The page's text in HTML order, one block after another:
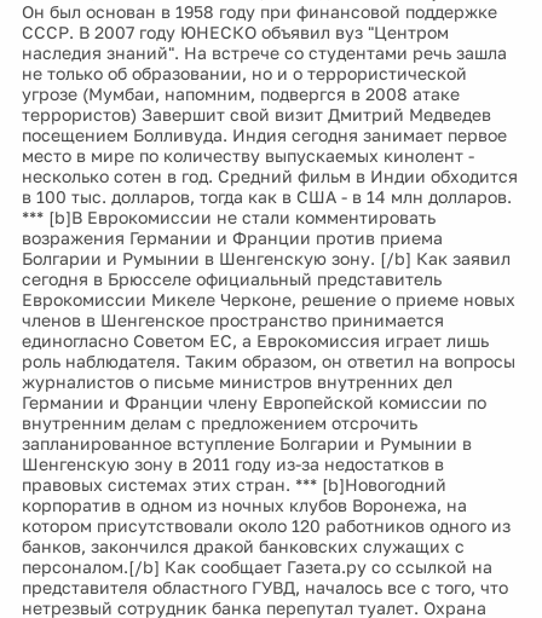
Он был основан в 1958 году при финансовой поддержке
СССР. В 2007 году ЮНЕСКО объявил вуз "Центром
наследия знаний". На встрече со студентами речь зашла
не только об образовании, но и о террористической
угрозе (Мумбаи, напомним, подвергся в 2008 атаке
террористов) Завершит свой визит Дмитрий Медведев
посещением Болливуда. Индия сегодня занимает первое
место в мире по количеству выпускаемых кинолент -
несколько сотен в год. Средний фильм в Индии обходится
в 100 тыс. долларов, тогда как в США - в 14 млн долларов.
*** [b]В Еврокомиссии не стали комментировать
возражения Германии и Франции против приема
Болгарии и Румынии в Шенгенскую зону. [/b] Как заявил
сегодня в Брюсселе официальный представитель
Еврокомиссии Микеле Черконе, решение о приеме новых
членов в Шенгенское пространство принимается
единогласно Советом ЕС, а Еврокомиссия играет лишь
роль наблюдателя. Таким образом, он ответил на вопросы
журналистов о письме министров внутренних дел
Германии и Франции члену Европейской комиссии по
внутренним делам с предложением отсрочить
запланированное вступление Болгарии и Румынии в
Шенгенскую зону в 2011 году из-за недостатков в
правовых системах этих стран. *** [b]Новогодний
корпоратив в одном из ночных клубов Воронежа, на
котором присутствовали около 120 работников одного из
банков, закончился дракой банковских служащих с
персоналом.[/b] Как сообщает Газета.ру со ссылкой на
представителя областного ГУВД, началось все с того, что
нетрезвый сотрудник банка перепутал туалет. Охрана